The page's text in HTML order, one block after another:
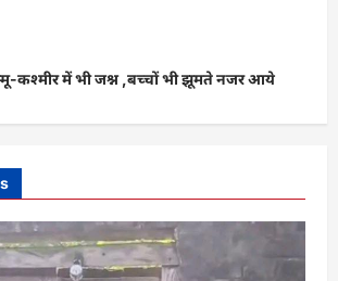
कश्मीर में भी जश्न ,बच्चों भी झूमते नजर आये